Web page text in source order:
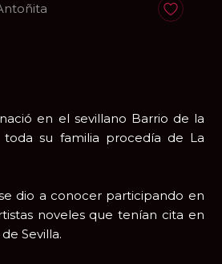
Anadir a
nació en el sevillano Barrio de la
toda su familia procedía de La
dio a conocer participando en
noveles que tenían cita en
Sevilla.